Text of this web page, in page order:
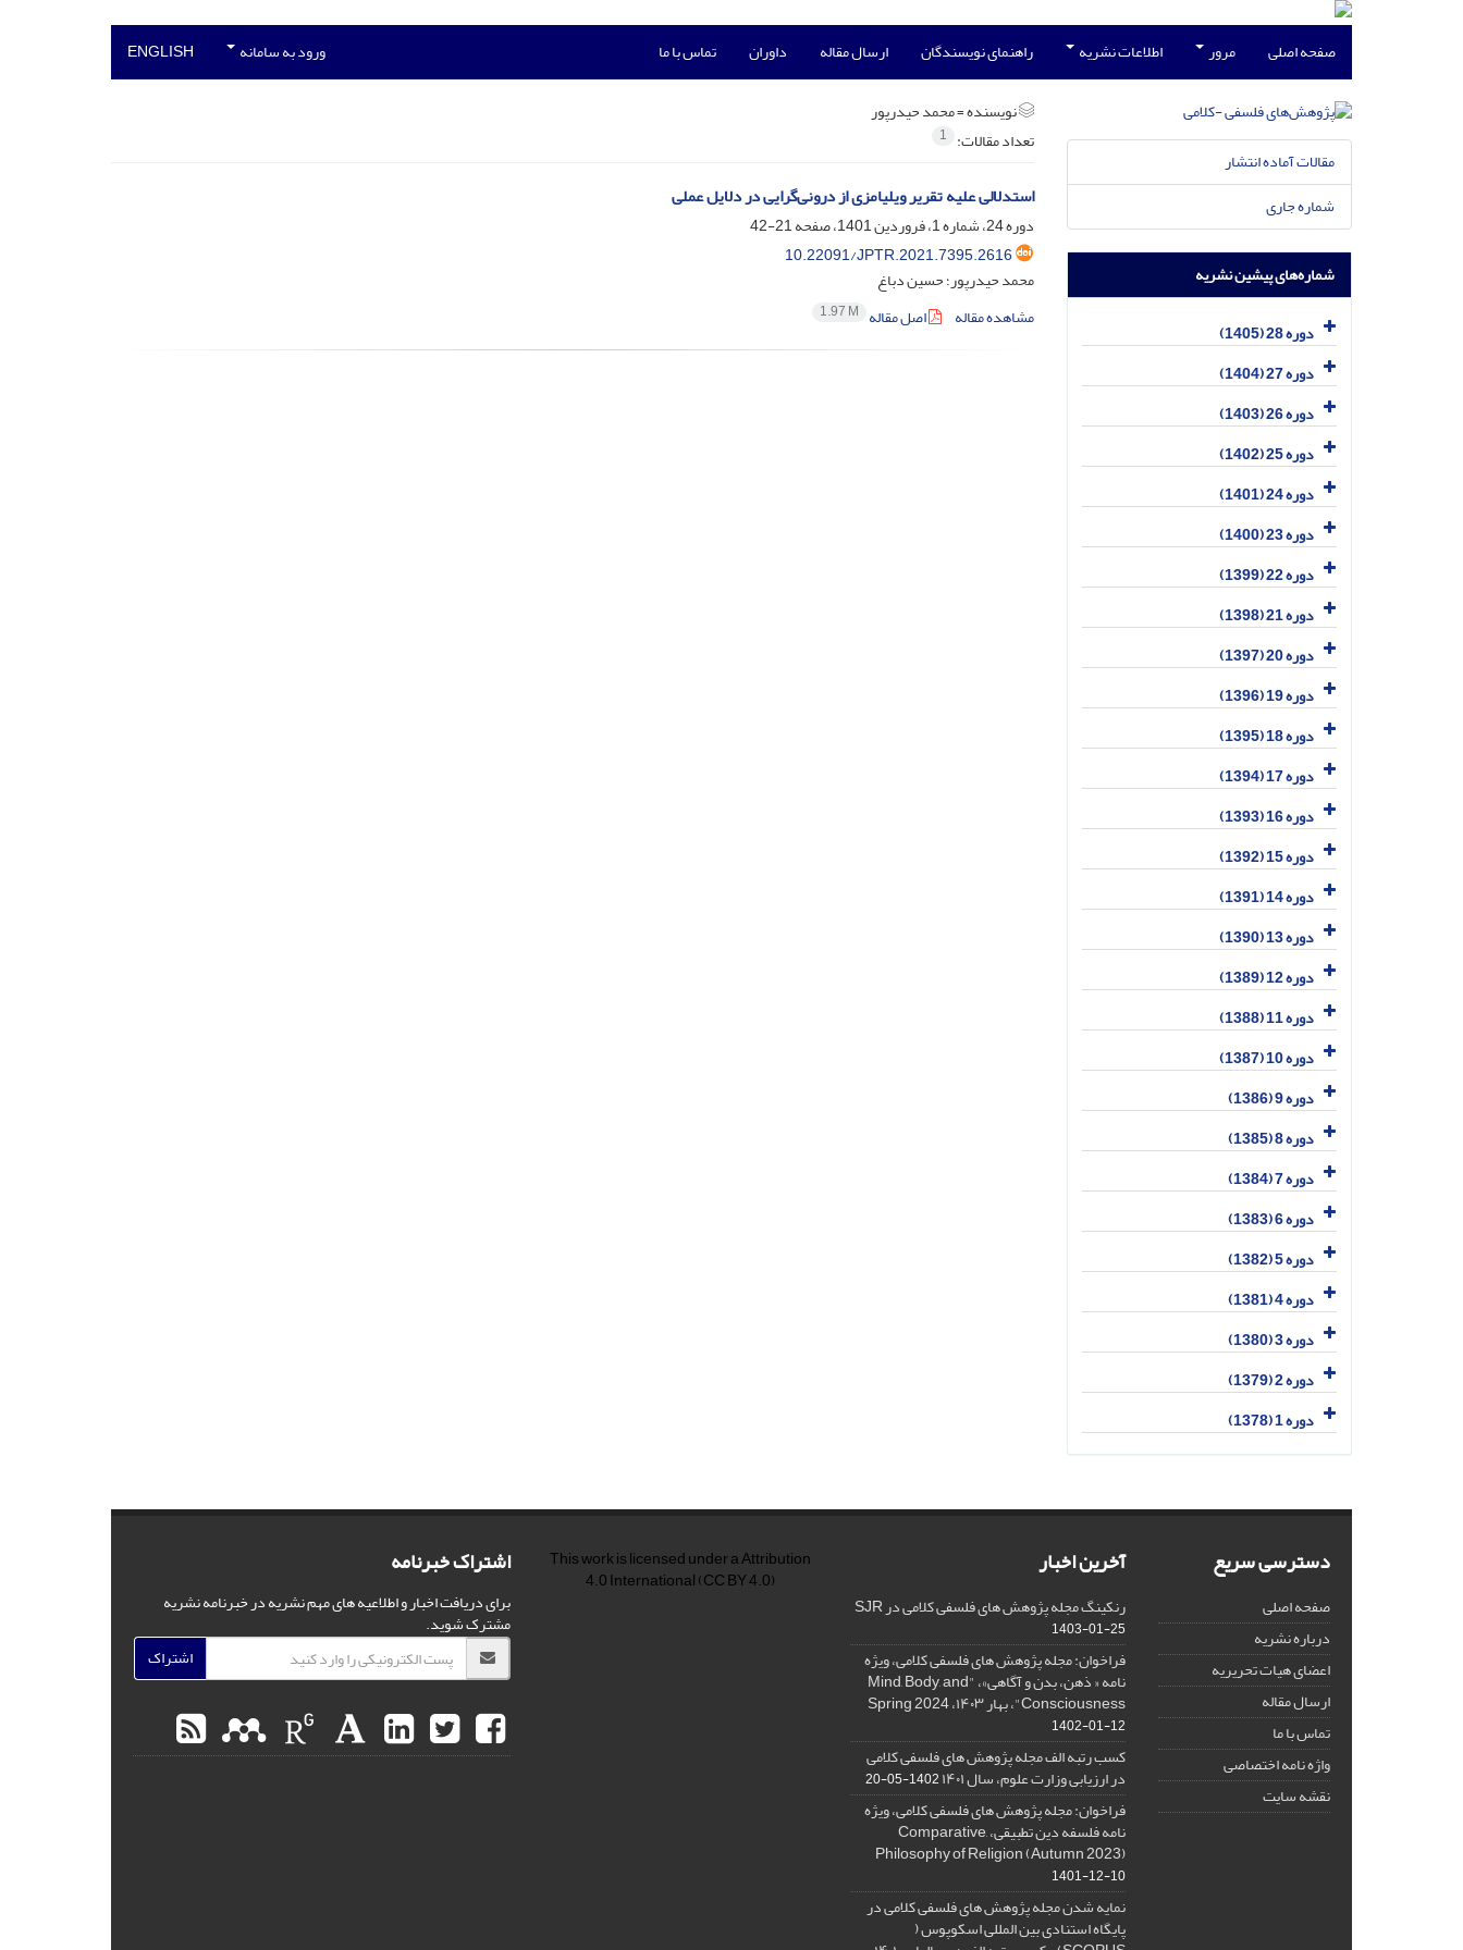
صفحه اصلی مرور اطلاعات نشریه راهنمای نویسندگان ارسال مقاله داوران تماس با ما ورود به سامانه ENGLISH
نویسنده =محمد حیدرپور
تعداد مقالات: 1
استدلالی علیه تقریر ویلیامزی از درونی‌گرایی در دلایل عملی
دوره 24، شماره 1، فروردین 1401، صفحه
21-42
10.22091/JPTR.2021.7395.2616
محمد حیدرپور؛ حسین دباغ
مشاهده مقاله
اصل مقاله 1.97 M
مقالات آماده انتشار
شماره جاری
شماره‌های پیشین نشریه
دوره 28 (1405)
دوره 27 (1404)
دوره 26 (1403)
دوره 25 (1402)
دوره 24 (1401)
دوره 23 (1400)
دوره 22 (1399)
دوره 21 (1398)
دوره 20 (1397)
دوره 19 (1396)
دوره 18 (1395)
دوره 17 (1394)
دوره 16 (1393)
دوره 15 (1392)
دوره 14 (1391)
دوره 13 (1390)
دوره 12 (1389)
دوره 11 (1388)
دوره 10 (1387)
دوره 9 (1386)
دوره 8 (1385)
دوره 7 (1384)
دوره 6 (1383)
دوره 5 (1382)
دوره 4 (1381)
دوره 3 (1380)
دوره 2 (1379)
دوره 1 (1378)
دسترسی سریع
صفحه اصلی
درباره نشریه
اعضای هیات تحریریه
ارسال مقاله
تماس با ما
واژه نامه اختصاصی
نقشه سایت
آخرین اخبار
رنکینگ مجله پژوهش های فلسفی کلامی در SJR
1403-01-25
فراخوان: مجله پژوهش های فلسفی کلامی، ویژه
نامه « ذهن، بدن و آگاهی»، "Mind, Body, and
Consciousness"، بهار ۱۴۰۳، Spring 2024
1402-01-12
کسب رتبه الف مجله پژوهش های فلسفی کلامی
در ارزیابی وزارت علوم، سال ۱۴۰۱ 1402-05-20
فراخوان: مجله پژوهش های فلسفی کلامی، ویژه
نامه فلسفه دین تطبیقی، ,Comparative
Philosophy of Religion (Autumn 2023)
1401-12-10
نمایه شدن مجله پژوهش های فلسفی کلامی در
پایگاه استنادی بین المللی اسکوپوس (
This work is licensed under aAttribution
4.0 International(CC BY 4.0) اشتراک خبرنامه
برای دریافت اخبار و اطلاعیه های مهم نشریه در خبرنامه نشریه
مشترک شوید.
اشتراک